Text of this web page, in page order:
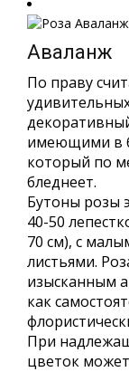
Аваланж
По праву
имеющими в
который по
бледнеет.
Бутоны розы
40-50
70 см), с
листьями.
изысканным
как
При
цветок